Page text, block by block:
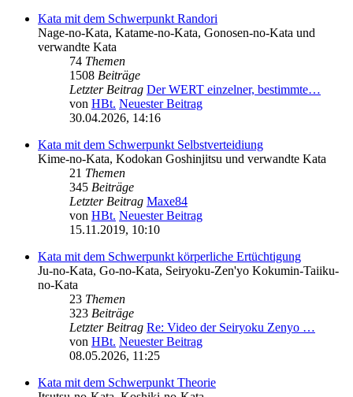
Kata mit dem Schwerpunkt Randori
Nage-no-Kata, Katame-no-Kata, Gonosen-no-Kata und
verwandte Kata
74 Themen
1508 Beiträge
Letzter Beitrag Der WERT einzelner, bestimmte…
von HBt. Neuester Beitrag
30.04.2026, 14:16
Kata mit dem Schwerpunkt Selbstverteidiung
Kime-no-Kata, Kodokan Goshinjitsu und verwandte Kata
21 Themen
345 Beiträge
Letzter Beitrag Maxe84
von HBt. Neuester Beitrag
15.11.2019, 10:10
Kata mit dem Schwerpunkt körperliche Ertüchtigung
Ju-no-Kata, Go-no-Kata, Seiryoku-Zen'yo Kokumin-Taiiku-
no-Kata
23 Themen
323 Beiträge
Letzter Beitrag Re: Video der Seiryoku Zenyo …
von HBt. Neuester Beitrag
08.05.2026, 11:25
Kata mit dem Schwerpunkt Theorie